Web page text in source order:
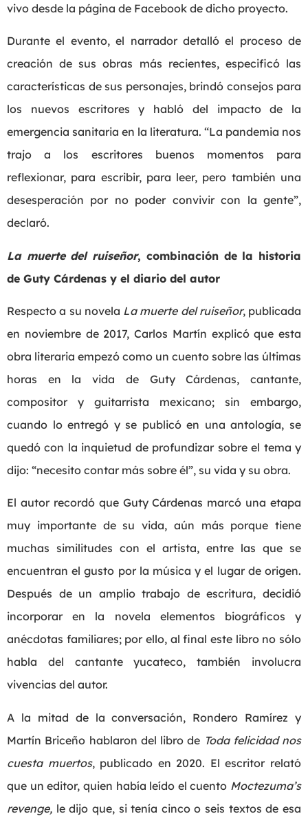
vivo desde la página de Facebook de dicho proyecto.
Durante el evento, el narrador detalló el proceso de
creación de sus obras más recientes, especificó las
características de sus personajes, brindó consejos para
los nuevos escritores y habló del impacto de la
emergencia sanitaria en la literatura. “La pandemia nos
trajo a los escritores buenos momentos para
reflexionar, para escribir, para leer, pero también una
desesperación por no poder convivir con la gente”,
declaró.
La muerte del ruiseñor, combinación de la historia
de Guty Cárdenas y el diario del autor
Respecto a su novela La muerte del ruiseñor, publicada
en noviembre de 2017, Carlos Martín explicó que esta
obra literaria empezó como un cuento sobre las últimas
horas en la vida de Guty Cárdenas, cantante,
compositor y guitarrista mexicano; sin embargo,
cuando lo entregó y se publicó en una antología, se
quedó con la inquietud de profundizar sobre el tema y
dijo: “necesito contar más sobre él”, su vida y su obra.
El autor recordó que Guty Cárdenas marcó una etapa
muy importante de su vida, aún más porque tiene
muchas similitudes con el artista, entre las que se
encuentran el gusto por la música y el lugar de origen.
Después de un amplio trabajo de escritura, decidió
incorporar en la novela elementos biográficos y
anécdotas familiares; por ello, al final este libro no sólo
habla del cantante yucateco, también involucra
vivencias del autor.
A la mitad de la conversación, Rondero Ramírez y
Martín Briceño hablaron del libro de Toda felicidad nos
cuesta muertos, publicado en 2020. El escritor relató
que un editor, quien había leído el cuento Moctezuma’s
revenge, le dijo que, si tenía cinco o seis textos de esa